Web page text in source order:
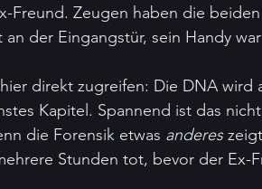
Freund. Zeugen haben die
der Eingangstür, sein Handy
direkt zugreifen: Die DNA wird
Kapitel. Spannend ist das
die Forensik etwas anderes
Stunden tot, bevor der Ex-